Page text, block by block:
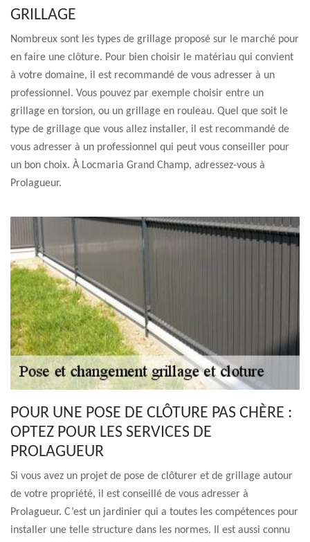
GRILLAGE
Nombreux sont les types de grillage proposé sur le marché pour
en faire une clôture. Pour bien choisir le matériau qui convient
à votre domaine, il est recommandé de vous adresser à un
professionnel. Vous pouvez par exemple choisir entre un
grillage en torsion, ou un grillage en rouleau. Quel que soit le
type de grillage que vous allez installer, il est recommandé de
vous adresser à un professionnel qui peut vous conseiller pour
un bon choix. À Locmaria Grand Champ, adressez-vous à
Prolagueur.
POUR UNE POSE DE CLÔTURE PAS CHÈRE :
OPTEZ POUR LES SERVICES DE
PROLAGUEUR
Si vous avez un projet de pose de clôturer et de grillage autour
de votre propriété, il est conseillé de vous adresser à
Prolagueur. C’est un jardinier qui a toutes les compétences pour
installer une telle structure dans les normes. Il est aussi connu